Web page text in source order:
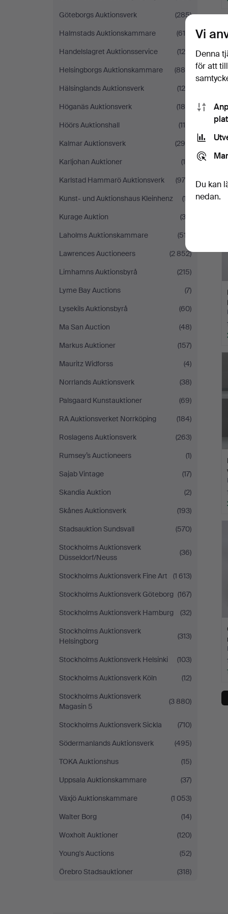
Göteborgs Auktionsverk
(285)
Halmstads Auktionskammare
(619)
Handelslagret Auktionsservice
(120)
Helsingborgs Auktionskammare
(889)
Hälsinglands Auktionsverk
(120)
Höganäs Auktionsverk
(180)
Höörs Auktionshall
(114)
Kalmar Auktionsverk
(295)
Karljohan Auktioner
(10)
Karlstad Hammarö Auktionsverk
(978)
Kunst- und Auktionshaus Kleinhenz
(17)
Kurage Auktion
(33)
Laholms Auktionskammare
(517)
Lawrences Auctioneers
(2 852)
Limhamns Auktionsbyrå
(215)
Lyme Bay Auctions
(7)
Lysekils Auktionsbyrå
(60)
Ma San Auction
(48)
Markus Auktioner
(157)
Mauritz Widforss
(4)
Norrlands Auktionsverk
(38)
Palsgaard Kunstauktioner
(69)
RA Auktionsverket Norrköping
(184)
Roslagens Auktionsverk
(263)
Rumsey’s Auctioneers
(1)
Sajab Vintage
(17)
Skandia Auktion
(2)
Skånes Auktionsverk
(193)
Stadsauktion Sundsvall
(570)
Stockholms Auktionsverk
Düsseldorf/Neuss
(36)
Stockholms Auktionsverk Fine Art
(1 613)
Stockholms Auktionsverk Göteborg (167)
Stockholms Auktionsverk Hamburg
(32)
Stockholms Auktionsverk
Helsingborg
(313)
Stockholms Auktionsverk Helsinki
(103)
Stockholms Auktionsverk Köln
(12)
Stockholms Auktionsverk
Magasin 5
(3 880)
Stockholms Auktionsverk Sickla
(710)
Södermanlands Auktionsverk
(495)
TOKA Auktionshus
(15)
Uppsala Auktionskammare
(37)
Växjö Auktionskammare
(1 053)
Walter Borg
(14)
Woxholt Auktioner
(120)
Young's Auctions
(52)
Örebro Stadsauktioner
(318)
Vi
Denna
för att
Du kan
nedan.